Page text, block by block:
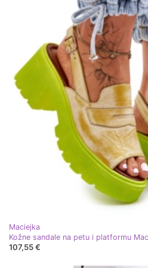
Maciejka
Kožne sandale na petu i platformu
107,55 €